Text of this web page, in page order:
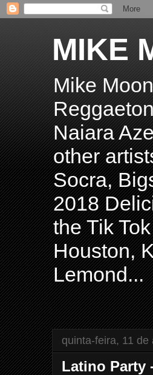
MIKE
Mike
Naiara
other
Socra,
2018
the Tik
Houston,
Lemond...
quinta-feira, 11 de
Latino Party